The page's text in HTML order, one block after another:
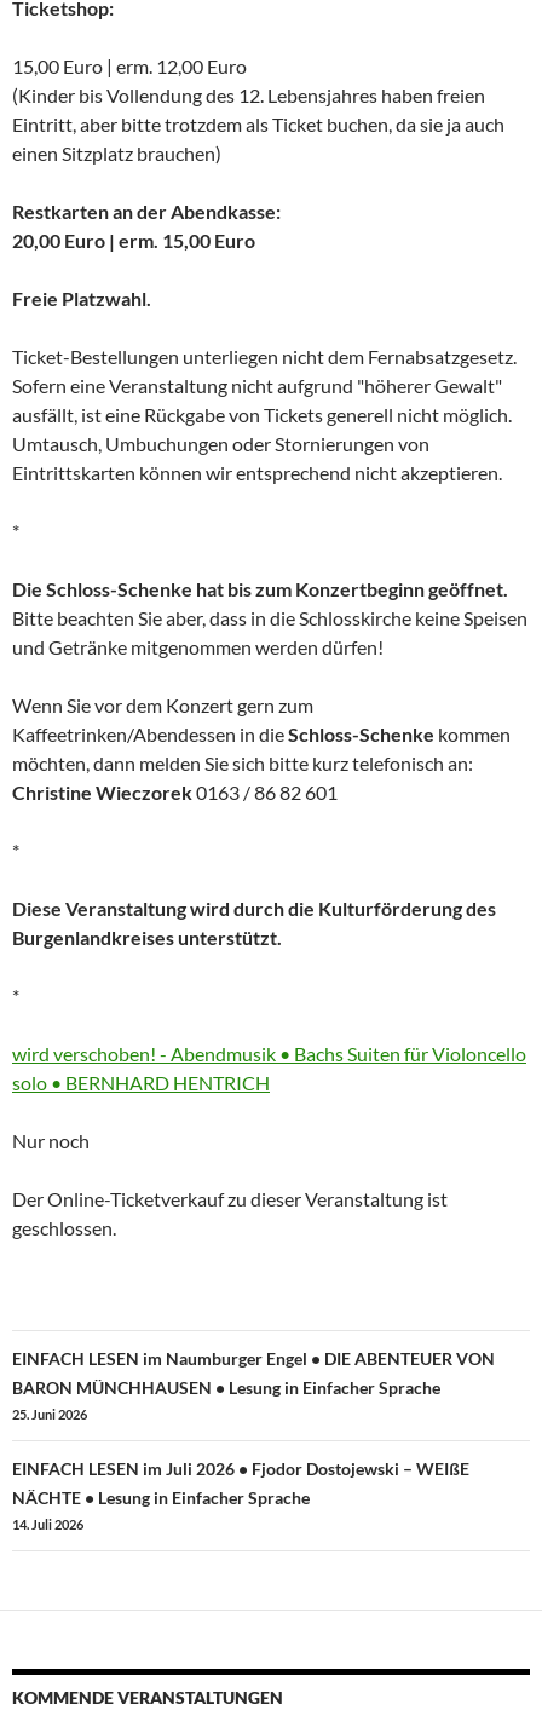
Ticketshop:
15,00 Euro | erm. 12,00 Euro
(Kinder bis Vollendung des 12. Lebensjahres haben freien
Eintritt, aber bitte trotzdem als Ticket buchen, da sie ja auch
einen Sitzplatz brauchen)
Restkarten an der Abendkasse:
20,00 Euro | erm. 15,00 Euro
Freie Platzwahl.
Ticket-Bestellungen unterliegen nicht dem Fernabsatzgesetz.
Sofern eine Veranstaltung nicht aufgrund "höherer Gewalt"
ausfällt, ist eine Rückgabe von Tickets generell nicht möglich.
Umtausch, Umbuchungen oder Stornierungen von
Eintrittskarten können wir entsprechend nicht akzeptieren.
*
Die Schloss-Schenke hat bis zum Konzertbeginn geöffnet.
Bitte beachten Sie aber, dass in die Schlosskirche keine Speisen
und Getränke mitgenommen werden dürfen!
Wenn Sie vor dem Konzert gern zum
Kaffeetrinken/Abendessen in dieSchloss-Schenke kommen
möchten, dann melden Sie sich bitte kurz telefonisch an:
Christine Wieczorek0163 / 86 82 601
*
Diese Veranstaltung wird durch die Kulturförderung des
Burgenlandkreises unterstützt.
*
More
information
wird verschoben! - Abendmusik • Bachs Suiten für Violoncello
solo • BERNHARD HENTRICH
Nur noch
Der Online-Ticketverkauf zu dieser Veranstaltung ist
geschlossen.
Beitragsnavigation
EINFACH LESEN im Naumburger Engel • DIE ABENTEUER VON
BARON MÜNCHHAUSEN • Lesung in Einfacher Sprache
25. Juni 2026
EINFACH LESEN im Juli 2026 • Fjodor Dostojewski – WEIßE
NÄCHTE • Lesung in Einfacher Sprache
14. Juli 2026
KOMMENDE VERANSTALTUNGEN